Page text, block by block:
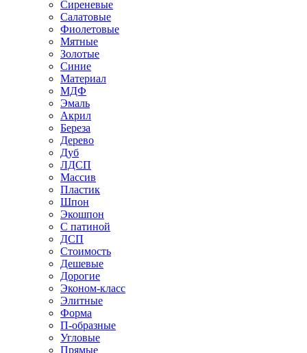
Сиреневые
Салатовые
Фиолетовые
Мятные
Золотые
Синие
Материал
МДФ
Эмаль
Акрил
Береза
Дерево
Дуб
ЛДСП
Массив
Пластик
Шпон
Экошпон
С патиной
ДСП
Стоимость
Дешевые
Дорогие
Эконом-класс
Элитные
Форма
П-образные
Угловые
Прямые